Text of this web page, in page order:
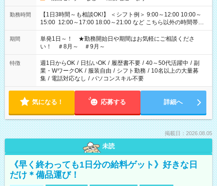
勤務時間
【1日3時間～も相談OK!】 ＜シフト例＞ 9:00～12:00 10:00～
15:00 12:00～17:00 18:00～21:00 など こちら以外の時間帯も
お気軽にご相談ください！
期間
単発1日～！ ★勤務開始日や期間はお気軽にご相談くださ
い！ ＃8月～ ＃9月～
特徴 週1日からOK / 日払いOK / 履歴書不要 / 40～50代活躍中 / 副
業・WワークOK / 服装自由 / シフト勤務 / 10名以上の大量募
集 / 電話対応なし / パソコンスキル不要
気になる！ 応募する 詳細へ
掲載日：2026.08.05
未読
《早く終わっても1日分の給料ゲット》好きな日
だけ＊備品運び！